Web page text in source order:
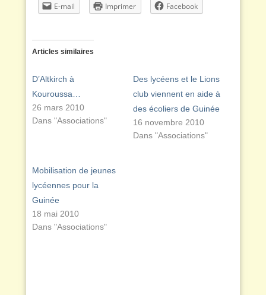
E-mail Imprimer Facebook
Articles similaires
D’Altkirch à
Kouroussa…
26 mars 2010
Dans "Associations"
Des lycéens et le Lions
club viennent en aide à
des écoliers de Guinée
16 novembre 2010
Dans "Associations"
Mobilisation de jeunes
lycéennes pour la
Guinée
18 mai 2010
Dans "Associations"